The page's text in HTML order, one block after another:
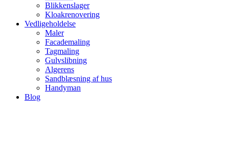
Blikkenslager
Kloakrenovering
Vedligeholdelse
Maler
Facademaling
Tagmaling
Gulvslibning
Algerens
Sandblæsning af hus
Handyman
Blog